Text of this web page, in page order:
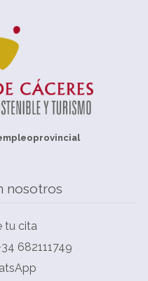
nosotros
tu cita
682111749